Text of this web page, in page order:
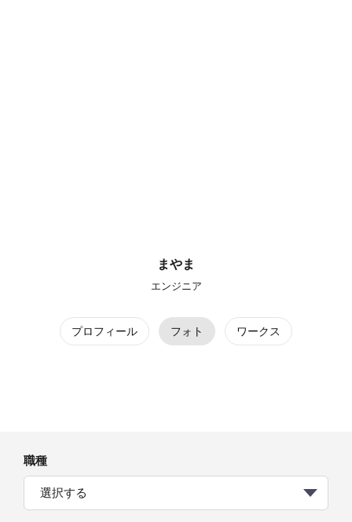
まやま
エンジニア
プロフィール フォト ワークス
職種
選択する